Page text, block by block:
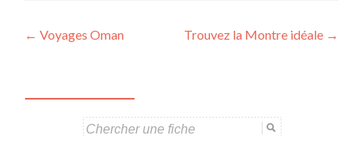
Navigation
articles
← Voyages Oman Trouvez la Montre idéale →